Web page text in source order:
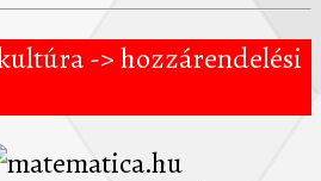
-> hozzárendelési